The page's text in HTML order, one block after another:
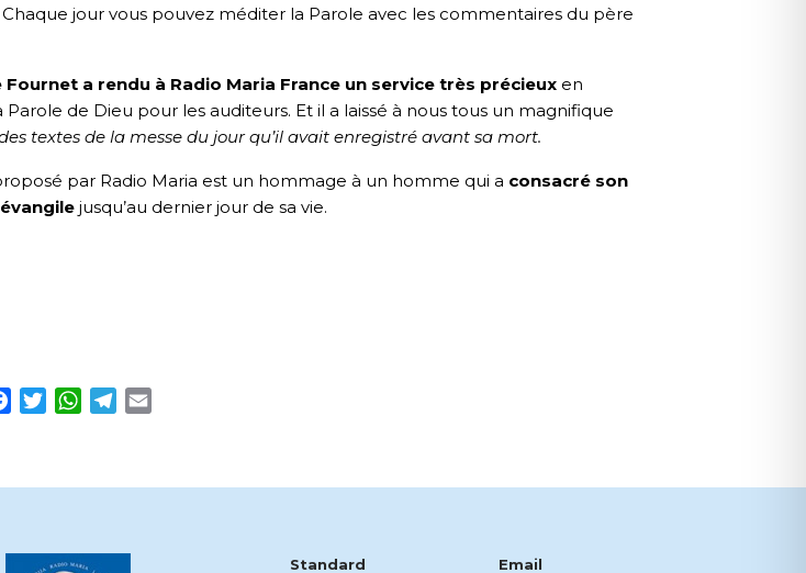
jour vous pouvez méditer la Parole avec les commentaires du père
a rendu à Radio Maria France un service très précieux en
de Dieu pour les auditeurs. Et il a laissé à nous tous un magnifique
textes de la messe du jour qu’il avait enregistré avant sa mort.
par Radio Maria est un hommage à un homme qui a consacré son
jusqu’au dernier jour de sa vie.
Facebook
TwitterWhatsApp
Telegram
Standard
Email